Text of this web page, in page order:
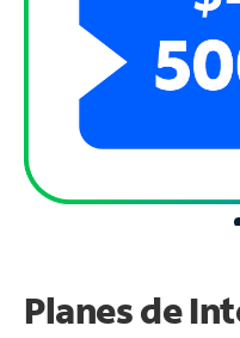
Planes de